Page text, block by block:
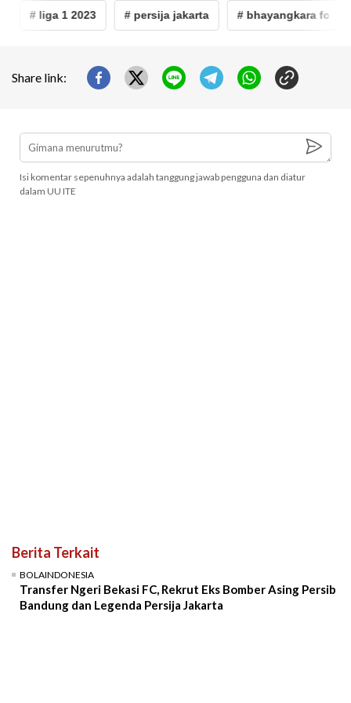
# liga 1 2023 # persija jakarta # bhayangkara fc
Share link:
Isi komentar sepenuhnya adalah tanggung jawab pengguna dan diatur
dalam UU ITE
Berita Terkait
BOLAINDONESIA
Transfer Ngeri Bekasi FC, Rekrut Eks Bomber Asing Persib
Bandung dan Legenda Persija Jakarta